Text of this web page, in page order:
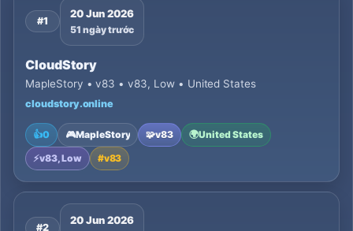
#1
20 Jun 2026
51 ngày trước
CloudStory
MapleStory • v83 • v83, Low • United States
cloudstory.online
👍0 🎮MapleStory 🧩v83 🌍United States
⚡v83, Low #v83
#2
20 Jun 2026